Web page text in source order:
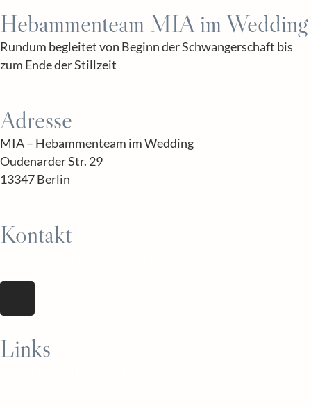
Hebammenteam MIA im Wedding
Rundum begleitet von Beginn der Schwangerschaft bis
zum Ende der Stillzeit
Adresse
MIA – Hebammenteam im Wedding
Oudenarder Str. 29
13347 Berlin
Kontakt
Links